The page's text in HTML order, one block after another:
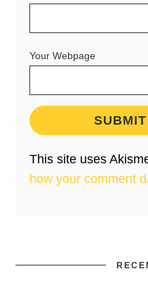
Your Webpage
This site uses
how your comment